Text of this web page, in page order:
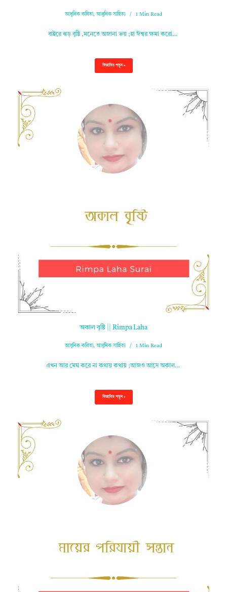
আধুনিক কবিতা,আধুনিক সাহিত্য 1 Min Read
বাইরে ঝড় বৃষ্টি ,মনেতে অজানা ভয় ;হা ঈশ্বর ক্ষমা করো…
বিস্তারিত পড়ুন »
অকাল বৃষ্টি || Rimpa Laha
আধুনিক কবিতা,আধুনিক সাহিত্য 1 Min Read
এখন আর মেঘ করে না কথায় কথায় ;আজও আসে অকাল…
বিস্তারিত পড়ুন »